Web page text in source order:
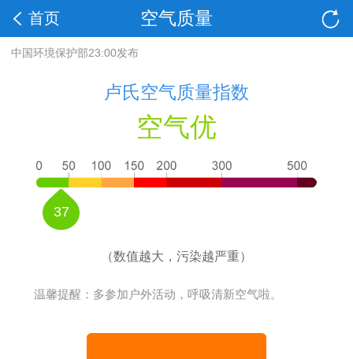
空气质量
首页
中国环境保护部23:00发布
卢氏空气质量指数
空气优
37
（数值越大，污染越严重）
温馨提醒：多参加户外活动，呼吸清新空气啦。